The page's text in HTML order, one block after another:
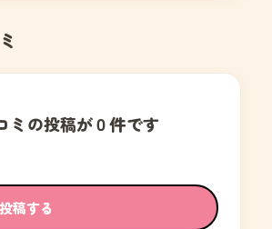
ミの投稿が０件です
稿する